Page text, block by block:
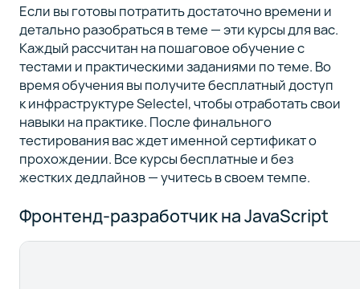
Если вы готовы потратить достаточно времени и
детально разобраться в теме — эти курсы для вас.
Каждый рассчитан на пошаговое обучение с
тестами и практическими заданиями по теме. Во
время обучения вы получите бесплатный доступ
к инфраструктуре Selectel, чтобы отработать свои
навыки на практике. После финального
тестирования вас ждет именной сертификат о
прохождении. Все курсы бесплатные и без
жестких дедлайнов — учитесь в своем темпе.
Фронтенд-разработчик на JavaScript